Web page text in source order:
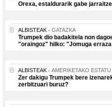
Orexa, estaldurarik gabe
ALBISTEAK GATAZKA
Trumpek dio badakitela non
"oraingoz" hilko: "Jomuga
ALBISTEAK AMERIKETAKO
Zer dakigu Trumpek bere
zerbitzuari buruz?